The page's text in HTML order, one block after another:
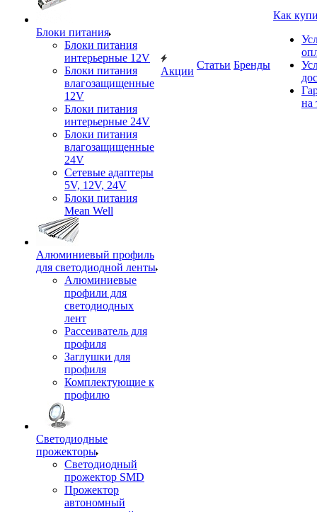
Блоки питания
Блоки питания
интерьерные 12V
Блоки питания
влагозащищенные
12V
Блоки питания
интерьерные 24V
Блоки питания
влагозащищенные
24V
Сетевые адаптеры
5V, 12V, 24V
Блоки питания
Mean Well
Алюминиевый профиль
для светодиодной ленты
Алюминиевые
профили для
светодиодных
лент
Рассеиватель для
профиля
Заглушки для
профиля
Комплектующие к
профилю
Светодиодные
прожекторы
Светодиодный
прожектор SMD
Прожектор
автономный
Акции
Статьи Бренды
Как
на